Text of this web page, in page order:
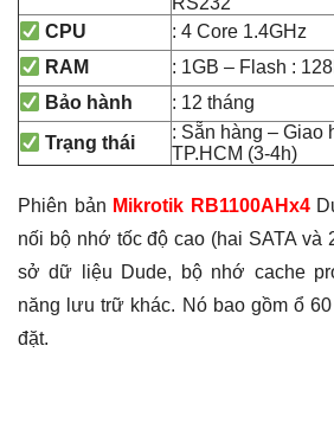
CPU
: 4 Core 1.4GHz
RAM
: 1GB – Flash :
Bảo hành
: 12 tháng
Trạng thái
: Sẵn hàng – Giao
TP.HCM (3-4h)
Phiên bản Mikrotik RB1100AHx4
nối bộ nhớ tốc độ cao (hai SATA và
sở dữ liệu Dude, bộ nhớ cache
năng lưu trữ khác. Nó bao gồm ổ
đặt.